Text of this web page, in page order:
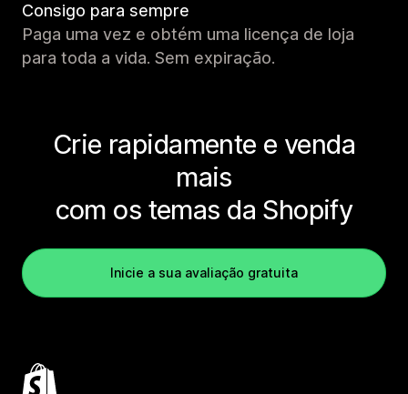
Consigo para sempre
Paga uma vez e obtém uma licença de loja
para toda a vida. Sem expiração.
Crie rapidamente e venda
mais
com os temas da Shopify
Inicie a sua avaliação gratuita